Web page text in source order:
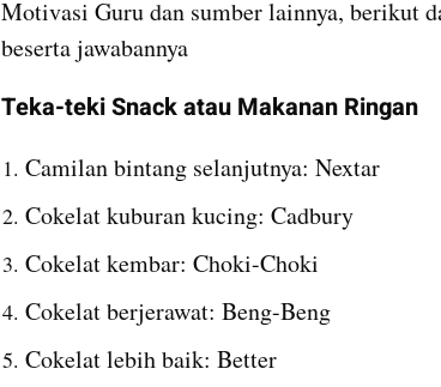
Motivasi Guru dan sumber lainnya, berikut
beserta jawabannya
Teka-teki Snack atau Makanan Ringan
Camilan bintang selanjutnya: Nextar
Cokelat kuburan kucing: Cadbury
Cokelat kembar: Choki-Choki
Cokelat berjerawat: Beng-Beng
Cokelat lebih baik: Better